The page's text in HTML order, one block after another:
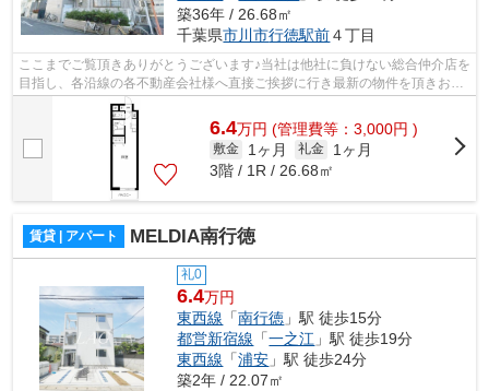
築36年 / 26.68㎡
千葉県市川市行徳駅前４丁目
ここまでご覧頂きありがとうございます♪当社は他社に負けない総合仲介店を
目指し、各沿線の各不動産会社様へ直接ご挨拶に行き最新の物件を頂きお客
様へ提供しております！最新の情報は...
6.4万円 (管理費等：3,000円 )
敷金 1ヶ月 礼金
1ヶ月
3階 / 1R / 26.68㎡
賃貸 | アパート MELDIA南行徳
礼0
6.4万円
東西線 「南行徳 」駅 徒歩15分
都営新宿線 「一之江 」駅 徒歩19分
東西線 「浦安 」駅 徒歩24分
築2年 / 22.07㎡